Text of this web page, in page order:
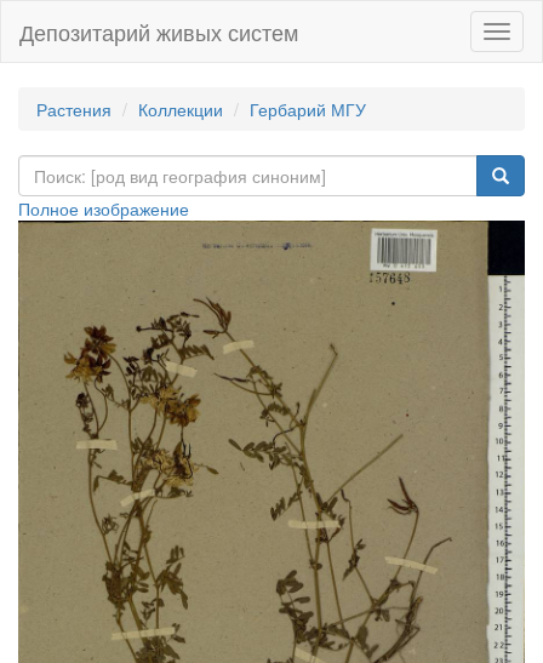
Депозитарий живых систем
Растения Коллекции Гербарий МГУ
Полное изображение